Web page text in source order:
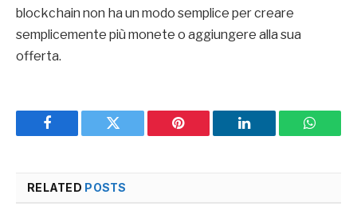
blockchain non ha un modo semplice per creare
semplicemente più monete o aggiungere alla sua
offerta.
Facebook Twitter Pinterest LinkedIn
RELATED POSTS